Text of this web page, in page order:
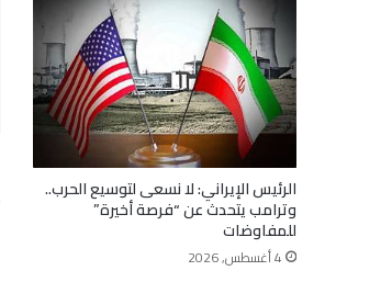
الرئيس الإيراني: لا نسعى لتوسيع الحرب..
وترامب يتحدث عن “فرصة أخيرة”
للمفاوضات
4 أغسطس, 2026